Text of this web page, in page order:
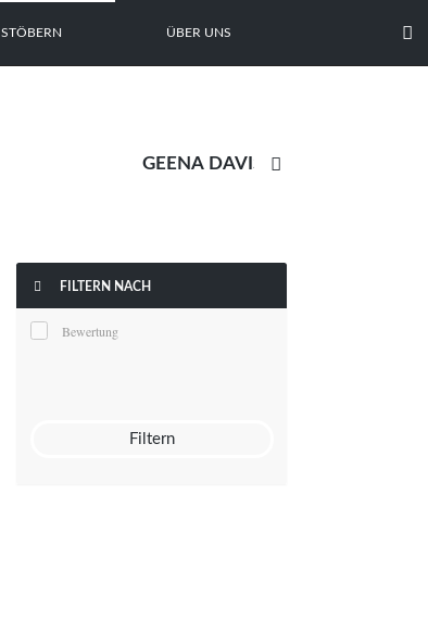
STÖBERN ÜBER UNS 

 FILTERN NACH
Bewertung
Filtern